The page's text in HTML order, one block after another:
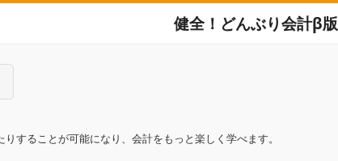
健全！どんぶり会計β版
することが可能になり、会計をもっと楽しく学べます。